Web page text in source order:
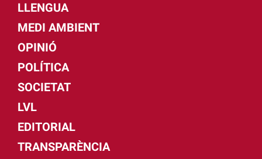
LLENGUA
MEDI AMBIENT
OPINIÓ
POLÍTICA
SOCIETAT
LVL
EDITORIAL
TRANSPARÈNCIA